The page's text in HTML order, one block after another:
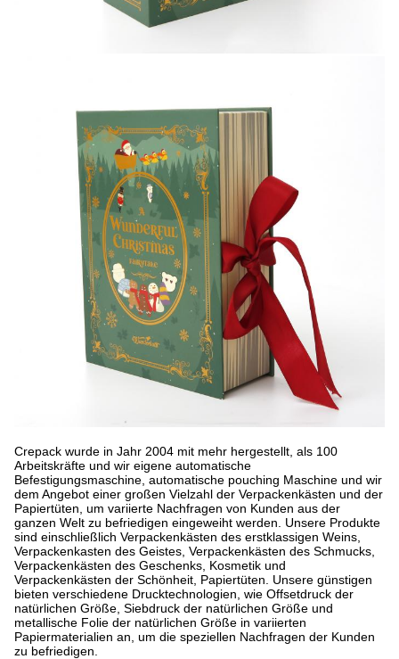
Crepack wurde in Jahr 2004 mit mehr hergestellt, als 100
Arbeitskräfte und wir eigene automatische
Befestigungsmaschine, automatische pouching Maschine und wir
dem Angebot einer großen Vielzahl der Verpackenkästen und der
Papiertüten, um variierte Nachfragen von Kunden aus der
ganzen Welt zu befriedigen eingeweiht werden. Unsere Produkte
sind einschließlich Verpackenkästen des erstklassigen Weins,
Verpackenkasten des Geistes, Verpackenkästen des Schmucks,
Verpackenkästen des Geschenks, Kosmetik und
Verpackenkästen der Schönheit, Papiertüten. Unsere günstigen
bieten verschiedene Drucktechnologien, wie Offsetdruck der
natürlichen Größe, Siebdruck der natürlichen Größe und
metallische Folie der natürlichen Größe in variierten
Papiermaterialien an, um die speziellen Nachfragen der Kunden
zu befriedigen.